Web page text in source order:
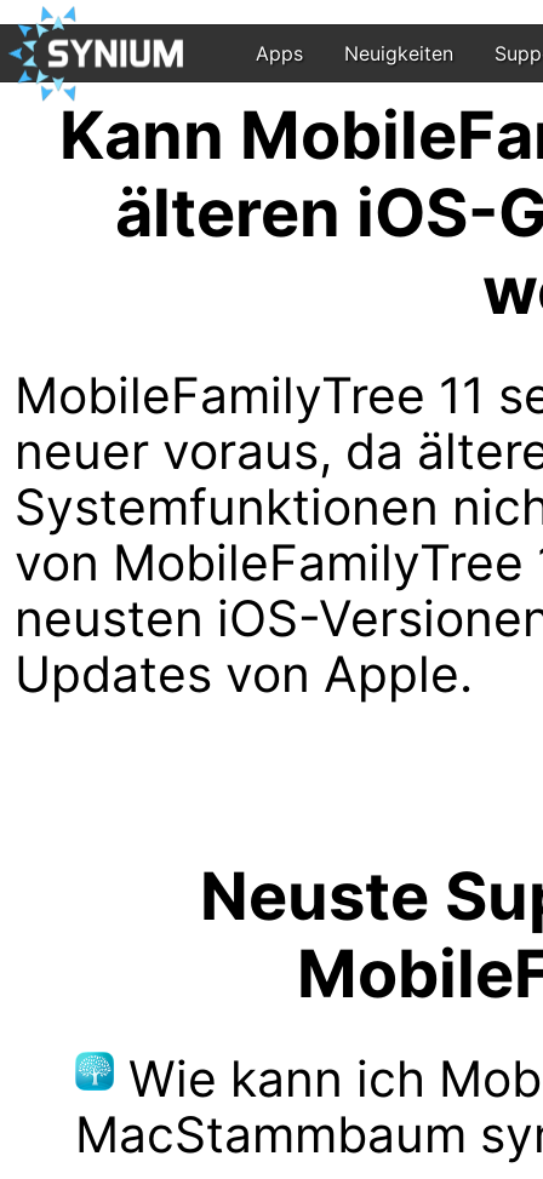
Apps Neuigkeiten
Kann
älteren iOS-
MobileFamilyTree 11
neuer voraus, da
Systemfunktionen
von
neusten iOS-
Updates von Apple.
Neuste
Wie kann ich
MacStammbaum